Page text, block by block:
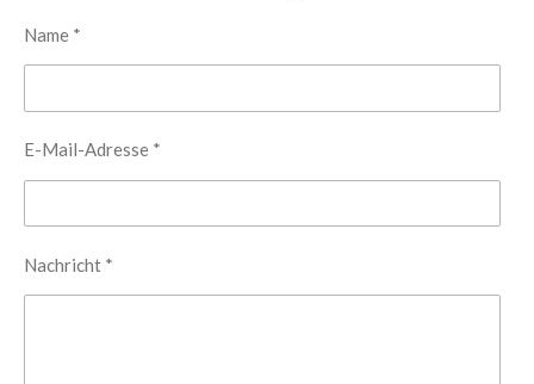
Name *
E-Mail-Adresse *
Nachricht *